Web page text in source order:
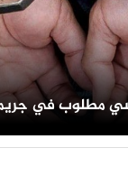
مطلوب في